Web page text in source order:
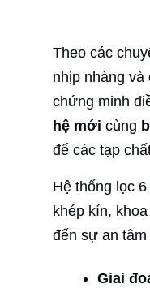
Theo các
nhịp nhàng
chứng minh
hệ mới cùng
để các tạp
Hệ thống lọc
khép kín,
đến sự an
Giai